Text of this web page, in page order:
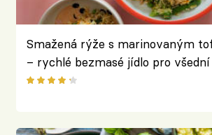
Smažená rýže s marinovaným
– rychlé bezmasé jídlo pro všední
Karolíny Fourové